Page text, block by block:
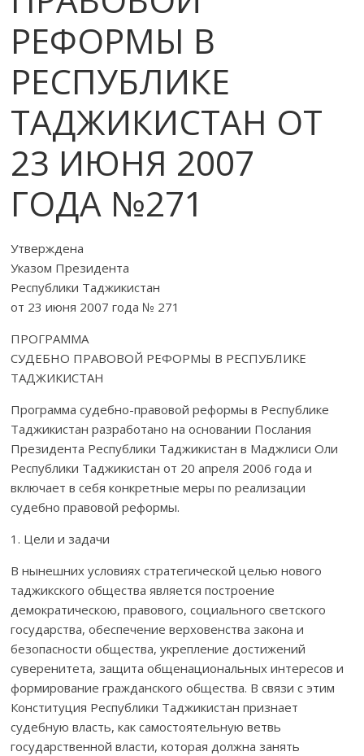
РЕФОРМЫ В
РЕСПУБЛИКЕ
ТАДЖИКИСТАН ОТ
23 ИЮНЯ 2007
ГОДА №271
Утверждена
Указом Президента
Республики Таджикистан
от 23 июня 2007 года № 271
ПРОГРАММА
СУДЕБНО ПРАВОВОЙ РЕФОРМЫ В РЕСПУБЛИКЕ
ТАДЖИКИСТАН
Программа судебно-правовой реформы в Республике
Таджикистан разработано на основании Послания
Президента Республики Таджикистан в Маджлиси Оли
Республики Таджикистан от 20 апреля 2006 года и
включает в себя конкретные меры по реализации
судебно правовой реформы.
1. Цели и задачи
В нынешних условиях стратегической целью нового
таджикского общества является построение
демократическою, правового, социального светского
государства, обеспечение верховенства закона и
безопасности общества, укрепление достижений
суверенитета, защита общенациональных интересов и
формирование гражданского общества. В связи с этим
Конституция Республики Таджикистан признает
судебную власть, как самостоятельную ветвь
государственной власти, которая должна занять